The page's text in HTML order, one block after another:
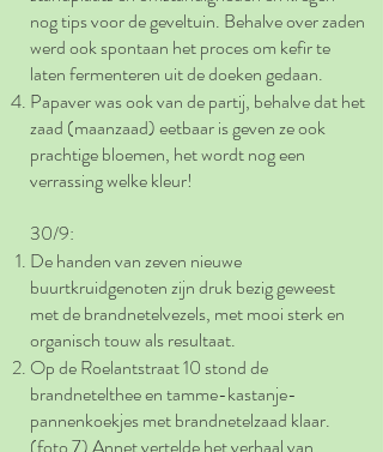
nog tips voor de geveltuin. Behalve over zaden
werd ook spontaan het proces om kefir te
laten fermenteren uit de doeken gedaan.
Papaver was ook van de partij, behalve dat het
zaad (maanzaad) eetbaar is geven ze ook
prachtige bloemen, het wordt nog een
verrassing welke kleur!
30/9:
De handen van zeven nieuwe
buurtkruidgenoten zijn druk bezig geweest
met de brandnetelvezels, met mooi sterk en
organisch touw als resultaat.
Op de Roelantstraat 10 stond de
brandnetelthee en tamme-kastanje-
pannenkoekjes met brandnetelzaad klaar.